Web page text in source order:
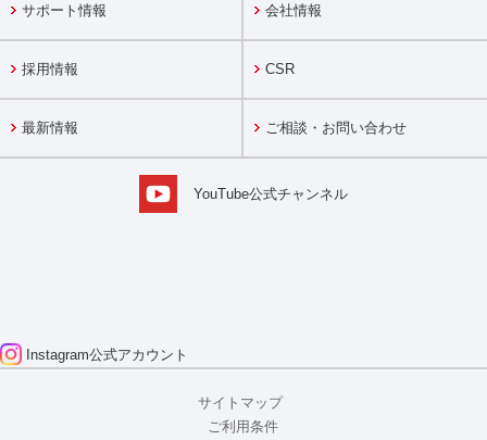
サポート情報 会社情報
採用情報 CSR
最新情報 ご相談・お問い合わせ
YouTube公式チャンネル
Instagram公式アカウント
サイトマップ
ご利用条件